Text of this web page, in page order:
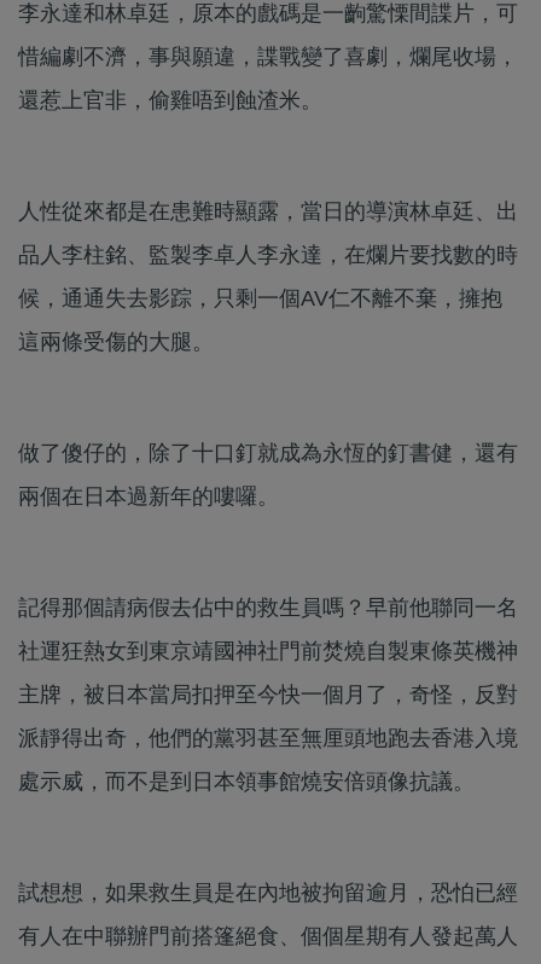
李永達和林卓廷，原本的戲碼是一齣驚慄間諜片，可
惜編劇不濟，事與願違，諜戰變了喜劇，爛尾收場，
還惹上官非，偷雞唔到蝕渣米。
人性從來都是在患難時顯露，當日的導演林卓廷、出
品人李柱銘、監製李卓人李永達，在爛片要找數的時
候，通通失去影踪，只剩一個AV仁不離不棄，擁抱
這兩條受傷的大腿。
做了傻仔的，除了十口釘就成為永恆的釘書健，還有
兩個在日本過新年的嘍囉。
記得那個請病假去佔中的救生員嗎？早前他聯同一名
社運狂熱女到東京靖國神社門前焚燒自製東條英機神
主牌，被日本當局扣押至今快一個月了，奇怪，反對
派靜得出奇，他們的黨羽甚至無厘頭地跑去香港入境
處示威，而不是到日本領事館燒安倍頭像抗議。
試想想，如果救生員是在內地被拘留逾月，恐怕已經
有人在中聯辦門前搭篷絕食、個個星期有人發起萬人